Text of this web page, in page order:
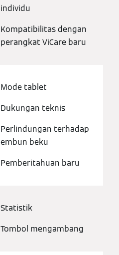
individu
Kompatibilitas dengan
perangkat ViCare baru
Mode tablet
Dukungan teknis
Perlindungan terhadap
embun beku
Pemberitahuan baru
Statistik
Tombol mengambang